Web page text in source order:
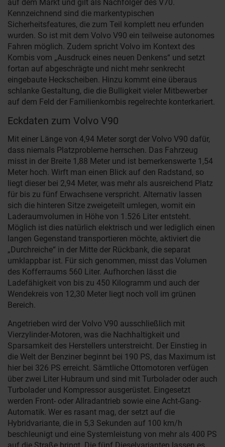
auf dem Markt und gilt als Nachfolger des V70.
Kennzeichnend sind die markentypischen
Sicherheitsfeatures, die zum Teil komplett neu erfunden
wurden. So ist mit dem Volvo V90 ein teilweise autonomes
Fahren möglich. Zudem spricht Volvo im Kontext des
Kombis vom „Ausdruck eines neuen Denkens“ und setzt
fortan auf abgeschrägte und nicht mehr senkrecht
eingebaute Heckscheiben. Hinzu kommt eine überaus
schlanke Gestaltung, die die Bulligkeit vieler Mitbewerber
auf dem Feld der Familienkombis regelrechte konterkariert.
Eckdaten zum Volvo V90
Mit einer Länge von 4,94 Meter sorgt der Volvo V90 dafür,
dass niemals Platzprobleme herrschen. Das Fahrzeug
misst in der Breite 1,88 Meter und ist bemerkenswerte 1,54
Meter hoch. Wirft man einen Blick auf den Radstand, so
liegt dieser bei 2,94 Meter, was mehr als ausreichend Platz
für bis zu fünf Erwachsene verspricht. Alternativ lassen
sich die hinteren Sitze zweigeteilt umlegen, womit ein
Laderaumvolumen in Höhe von 1.526 Liter entsteht.
Möglich ist dies natürlich elektrisch und wer lediglich einen
langen Gegenstand transportieren möchte, aktiviert die
„Durchreiche“ in der Mitte der Rückbank, die separat
umklappbar ist. Für sich genommen, misst das Volumen
des Kofferraums 560 Liter. Aufhorchen lässt die
Ladefähigkeit von bis zu 450 Kilogramm und auch der
Wendekreis von 12,30 Meter liegt noch voll im grünen
Bereich.
Angetrieben wird der Volvo V90 ausschließlich mit
Vierzylinder-Motoren, was die Nachhaltigkeit und
Sparsamkeit des Herstellers unterstreicht. Der Einstieg in
die Welt der Benziner beginnt bei 190 PS, das Maximum ist
hier bei 326 PS erreicht. Sämtliche Ottomotoren verfügen
über zwei Liter Hubraum und sind mit Turbolader oder auch
Turbolader und Kompressor ausgerüstet. Eingesetzt
werden Front- oder Allradantrieb sowie eine Acht-Gang-
Automatik. Wer es rasant mag, der setzt auf die
Hybridvariante, die in 5,3 Sekunden auf 100 km/h
beschleunigt und eine Systemleistung von mehr als 400 PS
auf die Straße bringt. Die fünf Dieselvarianten lassen es